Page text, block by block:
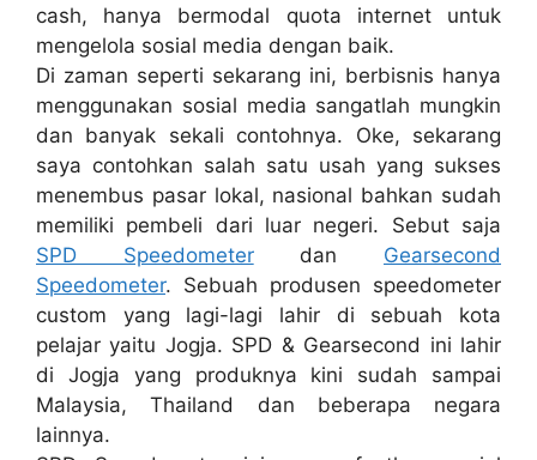
cash, hanya bermodal quota internet untuk
mengelola sosial media dengan baik.
Di zaman seperti sekarang ini, berbisnis hanya
menggunakan sosial media sangatlah mungkin
dan banyak sekali contohnya. Oke, sekarang
saya contohkan salah satu usah yang sukses
menembus pasar lokal, nasional bahkan sudah
memiliki pembeli dari luar negeri. Sebut saja
SPD Speedometerdan Gearsecond
Speedometer. Sebuah produsen speedometer
custom yang lagi-lagi lahir di sebuah kota
pelajar yaitu Jogja. SPD & Gearsecond ini lahir
di Jogja yang produknya kini sudah sampai
Malaysia, Thailand dan beberapa negara
lainnya.